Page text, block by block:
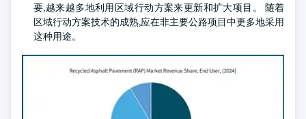
要,越来越多地利用区域行动方案来更新和扩大项目。 随着
区域行动方案技术的成熟,应在非主要公路项目中更多地采用
这种用途。